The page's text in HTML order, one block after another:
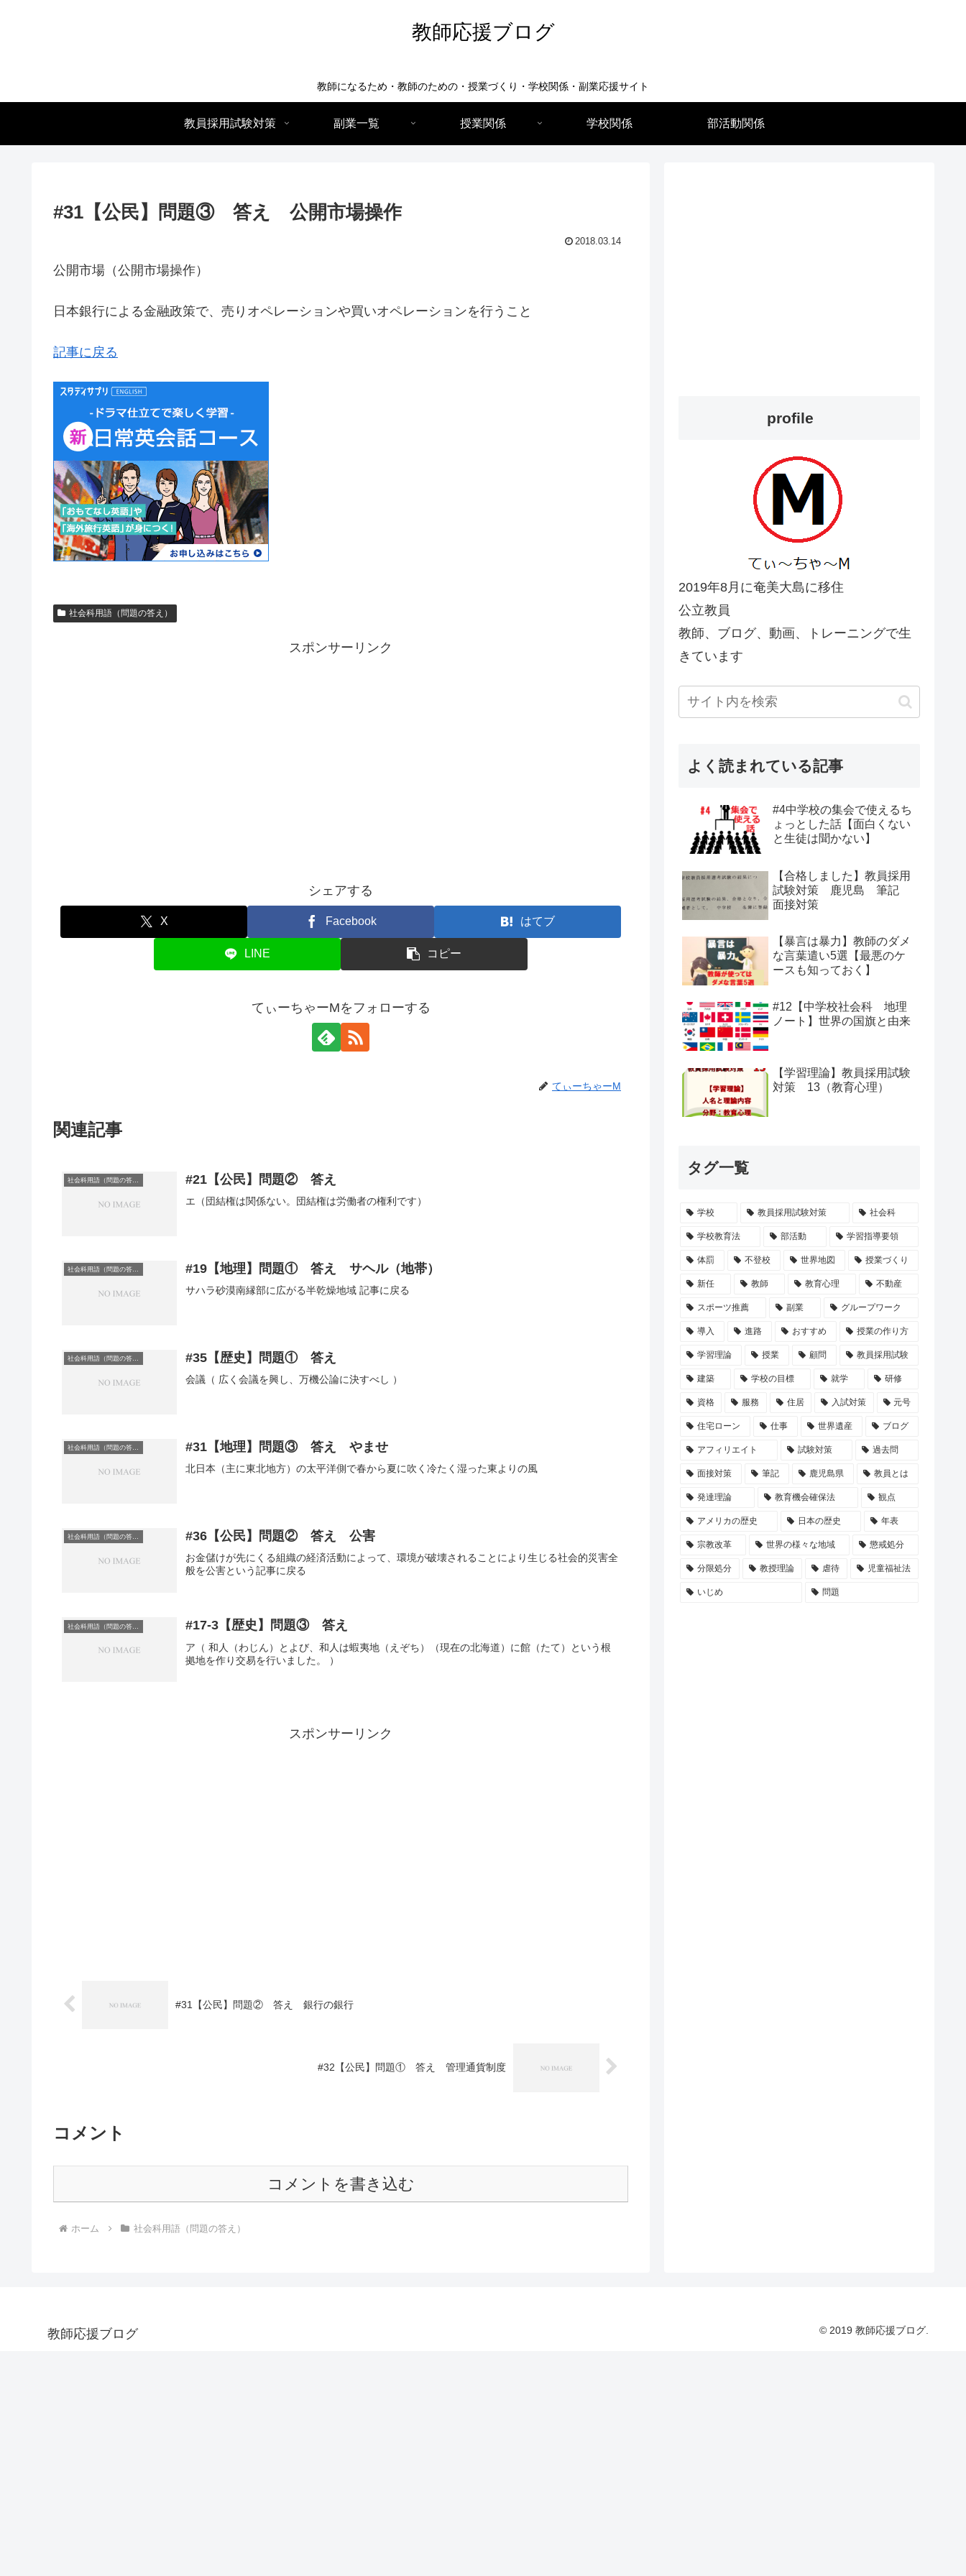
教師応援ブログ
教師になるため・教師のための・授業づくり・学校関係・副業応援サイト
教員採用試験対策 副業一覧 授業関係 学校関係 部活動関係
#31【公民】問題③ 答え 公開市場操作
2018.03.14
公開市場（公開市場操作）
日本銀行による金融政策で、売りオペレーションや買いオペレーションを行うこと
記事に戻る
社会科用語（問題の答え）
スポンサーリンク
シェアする
X Facebook はてブ
LINE コピー
てぃーちゃーMをフォローする
てぃーちゃーM
関連記事
#21【公民】問題② 答え
エ（団結権は関係ない。団結権は労働者の権利です）
#19【地理】問題① 答え サヘル（地帯）
サハラ砂漠南縁部に広がる半乾燥地域 記事に戻る
社会科用語（問題の答え） #35【歴史】問題① 答え
会議（ 広く会議を興し、万機公論に決すべし ）
社会科用語（問題の答え） #31【地理】問題③ 答え やませ
北日本（主に東北地方）の太平洋側で春から夏に吹く冷たく湿った東よりの風
社会科用語（問題の答え） #36【公民】問題② 答え 公害
お金儲けが先にくる組織の経済活動によって、環境が破壊されることにより生じる社会的災害全
般を公害という記事に戻る
#17-3【歴史】問題③ 答え
ア（ 和人（わじん）とよび、和人は蝦夷地（えぞち）（現在の北海道）に館（たて）という根
拠地を作り交易を行いました。 ）
スポンサーリンク
#31【公民】問題② 答え 銀行の銀行
#32【公民】問題① 答え 管理通貨制度
コメント
コメントを書き込む
ホーム 社会科用語（問題の答え）
profile
2019年8月に奄美大島に移住
公立教員
教師、ブログ、動画、トレーニングで生
きています
よく読まれている記事
#4中学校の集会で使えるち
ょっとした話【面白くない
と生徒は聞かない】
【合格しました】教員採用
試験対策 鹿児島 筆記
面接対策
【暴言は暴力】教師のダメ
な言葉遣い5選【最悪のケ
ースも知っておく】
#12【中学校社会科 地理
ノート】世界の国旗と由来
【学習理論】教員採用試験
対策 13（教育心理）
タグ一覧
学校 教員採用試験対策 社会科
学校教育法 部活動 学習指導要領
体罰 不登校 世界地図 授業づくり
新任 教師 教育心理 不動産
スポーツ推薦 副業 グループワーク
導入 進路 おすすめ 授業の作り方
学習理論 授業 顧問 教員採用試験
建築 学校の目標 就学 研修
資格 服務 住居 入試対策 元号
住宅ローン 仕事 世界遺産 ブログ
アフィリエイト 試験対策 過去問
面接対策 筆記 鹿児島県 教員とは
発達理論 教育機会確保法 観点
アメリカの歴史 日本の歴史 年表
宗教改革 世界の様々な地域 懲戒処分
分限処分 教授理論 虐待 児童福祉法
いじめ 問題
教師応援ブログ © 2019 教師応援ブログ.